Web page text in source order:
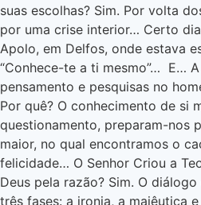
suas escolhas? Sim. Por volta
por uma crise interior… Certo
Apolo, em Delfos, onde estava
“Conhece-te a ti mesmo”… E…
pensamento e pesquisas no
Por quê? O conhecimento de si
questionamento, preparam-nos
maior, no qual encontramos o
felicidade… O Senhor Criou a
Deus pela razão? Sim. O
três fases: a ironia, a maiêutica